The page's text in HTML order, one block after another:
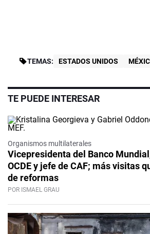
TEMAS: ESTADOS UNIDOS
TE PUEDE INTERESAR
Organismos multilaterales
Vicepresidenta del Banco
OCDE y jefe de CAF; más visitas
de reformas
POR ISMAEL GRAU